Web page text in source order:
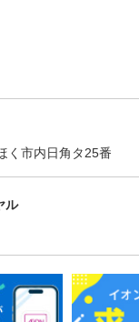
く市内日角タ25番
ル